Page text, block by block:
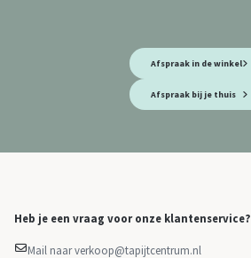
Afspraak in de winkel
Afspraak bij je thuis
Heb je een vraag voor onze klantenservice?
Mail naar verkoop@tapijtcentrum.nl